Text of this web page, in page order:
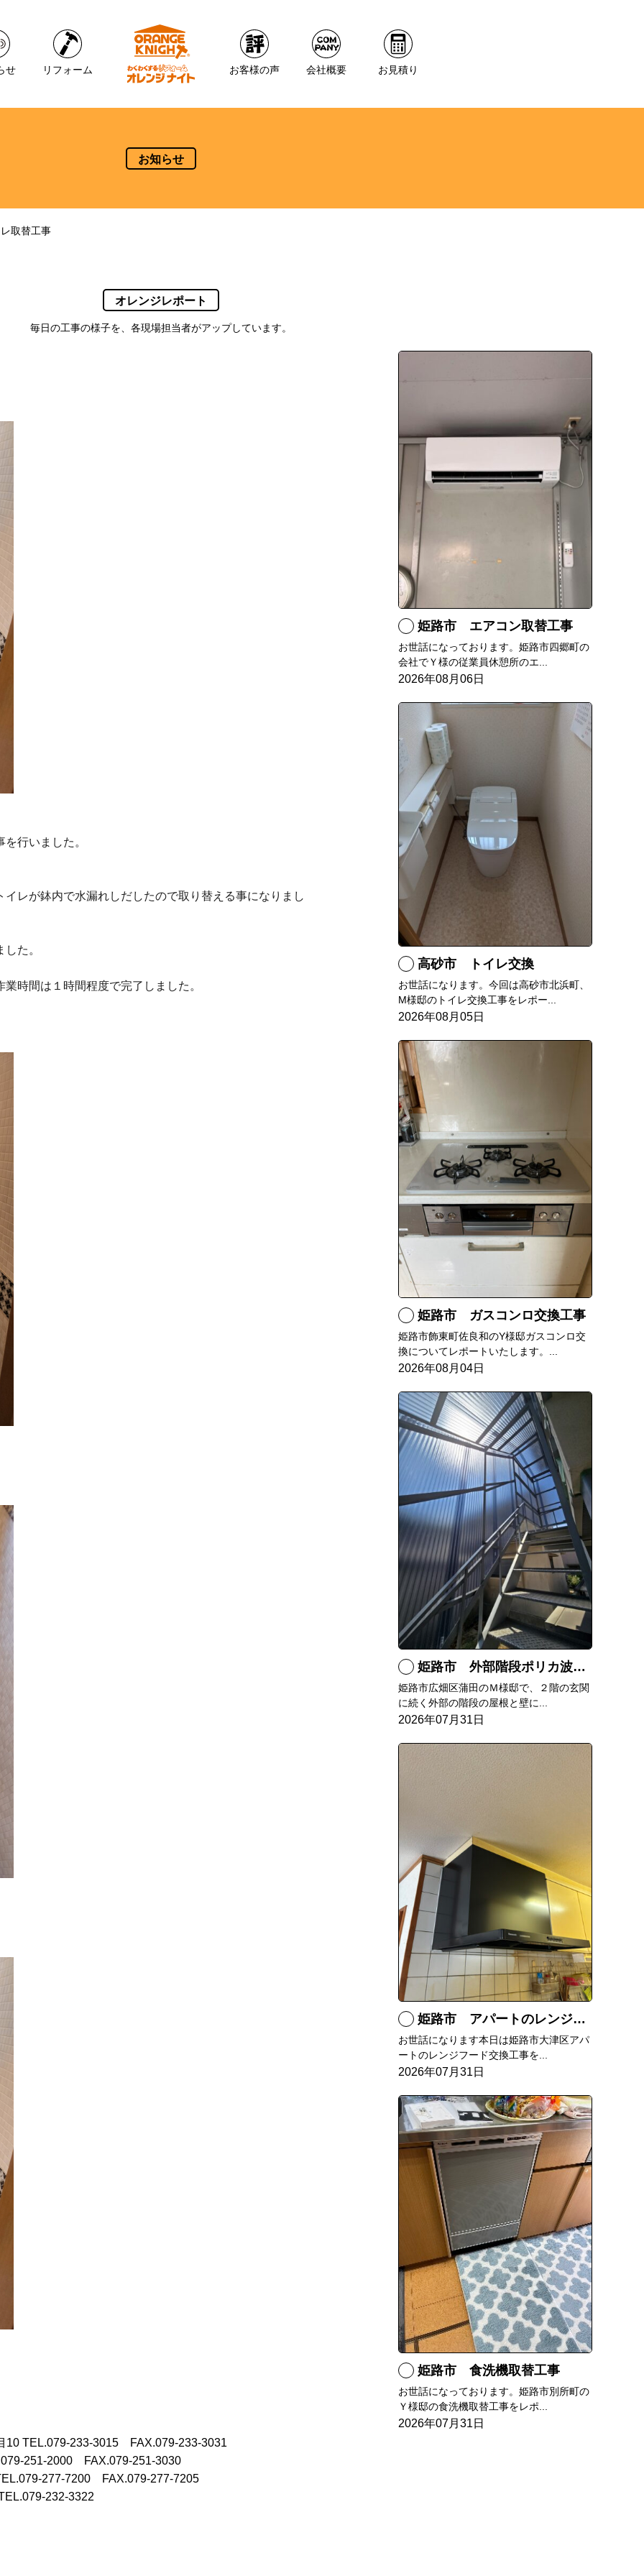
せ リフォーム お客様の声 会社概要 お見積り
お知らせ
取替工事
オレンジレポート
毎日の工事の様子を、各現場担当者がアップしています。
行いました。
レが鉢内で水漏れしだしたので取り替える事になりまし
た。
時間は１時間程度で完了しました。
10 TEL.079-233-3015 FAX.079-233-3031
251-2000 FAX.079-251-3030
277-7200 FAX.079-277-7205
232-3322
姫路市 エアコン取替工事
お世話になっております。姫路市四郷町の
会社でＹ様の従業員休憩所のエ...
2026年08月06日
高砂市 トイレ交換
お世話になります。今回は高砂市北浜町、
M様邸のトイレ交換工事をレポー...
2026年08月05日
姫路市 ガスコンロ交換工事
姫路市飾東町佐良和のY様邸ガスコンロ交
換についてレポートいたします。...
2026年08月04日
姫路市 外部階段ポリカ波板張替工事
姫路市広畑区蒲田のＭ様邸で、２階の玄関
に続く外部の階段の屋根と壁に...
2026年07月31日
姫路市 アパートのレンジフード交換
お世話になります本日は姫路市大津区アパ
ートのレンジフード交換工事を...
2026年07月31日
姫路市 食洗機取替工事
お世話になっております。姫路市別所町の
Ｙ様邸の食洗機取替工事をレポ...
2026年07月31日